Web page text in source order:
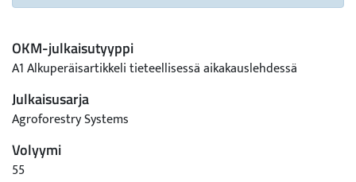
OKM-julkaisutyyppi
A1 Alkuperäisartikkeli tieteellisessä aikakauslehdessä
Julkaisusarja
Agroforestry Systems
Volyymi
55